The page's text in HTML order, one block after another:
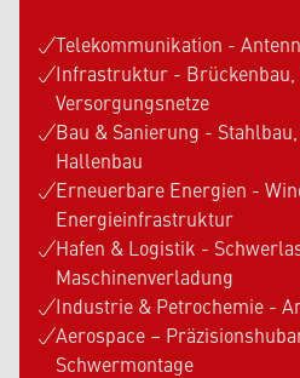
Telekommunikation -
Infrastruktur - Brückenbau,
Versorgungsnetze
Bau & Sanierung -
Hallenbau
Erneuerbare Energien -
Energieinfrastruktur
Hafen & Logistik -
Maschinenverladung
Industrie & Petrochemie -
Aerospace –
Schwermontage